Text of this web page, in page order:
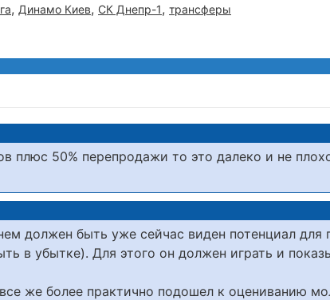
, Динамо Киев, СК Днепр-1, трансферы
плюс 50% перепродажи то это далеко и не
должен быть уже сейчас виден потенциал
в убытке). Для этого он должен играть и
же более практично подошел к оцениванию